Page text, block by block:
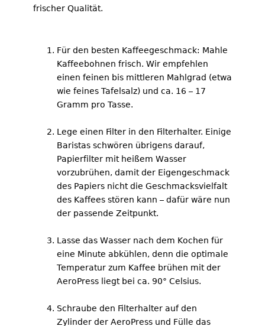
frischer Qualität.
Für den besten Kaffeegeschmack: Mahle
Kaffeebohnen frisch. Wir empfehlen
einen feinen bis mittleren Mahlgrad (etwa
wie feines Tafelsalz) und ca. 16 – 17
Gramm pro Tasse.
Lege einen Filter in den Filterhalter. Einige
Baristas schwören übrigens darauf,
Papierfilter mit heißem Wasser
vorzubrühen, damit der Eigengeschmack
des Papiers nicht die Geschmacksvielfalt
des Kaffees stören kann – dafür wäre nun
der passende Zeitpunkt.
Lasse das Wasser nach dem Kochen für
eine Minute abkühlen, denn die optimale
Temperatur zum Kaffee brühen mit der
AeroPress liegt bei ca. 90° Celsius.
Schraube den Filterhalter auf den
Zylinder der AeroPress und Fülle das